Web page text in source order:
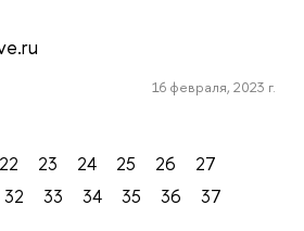
16 февраля, 2023 г.
22 23 24 25 26
27
32 33 34 35 36
37